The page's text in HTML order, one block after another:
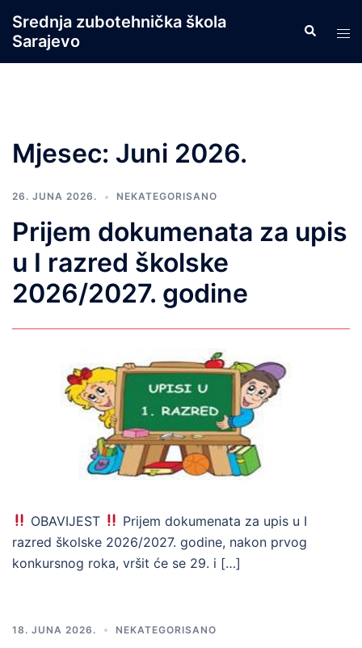
content
Srednja zubotehnička škola
Sarajevo
Search
Mjesec: Juni 2026.
26. JUNA 2026. NEKATEGORISANO
Prijem dokumenata za upis
u I razred školske
2026/2027. godine
OBAVIJEST
Prijem dokumenata za upis u I
razred školske 2026/2027. godine, nakon prvog
konkursnog roka, vršit će se 29. i […]
18. JUNA 2026. NEKATEGORISANO